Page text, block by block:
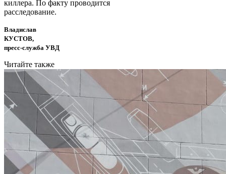
киллера. По факту проводится
расследование.
Владислав
КУСТОВ,
пресс-служба УВД
Читайте также